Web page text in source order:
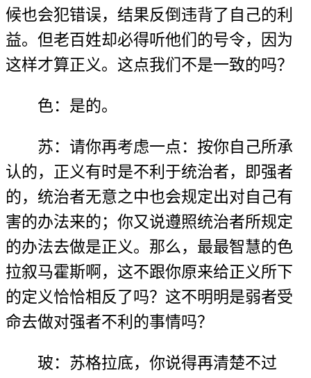
候也会犯错误，结果反倒违背了自己的利
益。但老百姓却必得听他们的号令，因为
这样才算正义。这点我们不是一致的吗？
色：是的。
苏：请你再考虑一点：按你自己所承
认的，正义有时是不利于统治者，即强者
的，统治者无意之中也会规定出对自己有
害的办法来的；你又说遵照统治者所规定
的办法去做是正义。那么，最最智慧的色
拉叙马霍斯啊，这不跟你原来给正义所下
的定义恰恰相反了吗？这不明明是弱者受
命去做对强者不利的事情吗？
玻：苏格拉底，你说得再清楚不过